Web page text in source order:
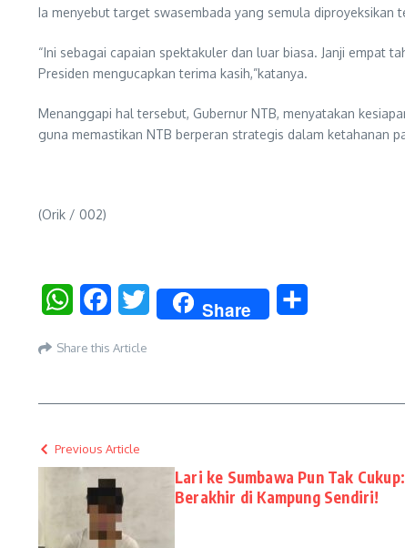
Ia menyebut target swasembada yang semula
“Ini sebagai capaian spektakuler dan luar biasa. Janji empat
Presiden mengucapkan terima kasih,”katanya.
Menanggapi hal tersebut, Gubernur NTB, menyatakan
guna memastikan NTB berperan strategis dalam ketahanan
(Orik / 002)
WhatsAppFacebookTwitter Share
Share this Article
Previous Article
Lari ke Sumbawa Pun Tak
Berakhir di Kampung Sendiri!